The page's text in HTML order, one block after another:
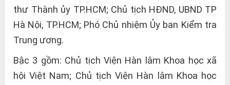
thư Thành ủy TP.HCM; Chủ tịch HĐND, UBND TP
Hà Nội, TP.HCM; Phó Chủ nhiệm Ủy ban Kiểm tra
Trung ương.
Bậc 3 gồm: Chủ tịch Viện Hàn lâm Khoa học xã
hội Việt Nam; Chủ tịch Viện Hàn lâm Khoa học